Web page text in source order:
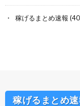
稼げるまとめ速報
稼げるまとめ